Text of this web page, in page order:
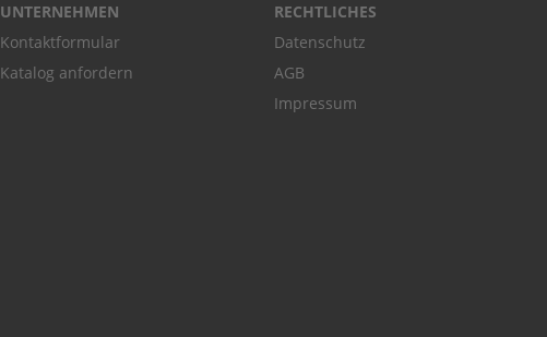
UNTERNEHMEN
Kontaktformular
Katalog anfordern
RECHTLICHES
Datenschutz
AGB
Impressum